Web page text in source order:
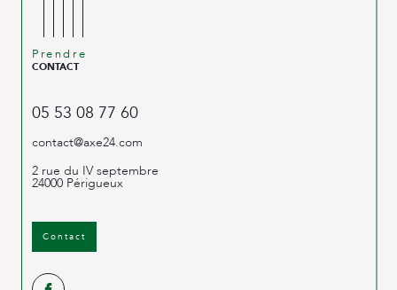
Prendre
CONTACT
05 53 08 77 60
contact@axe24.com
2 rue du IV septembre
24000 Périgueux
Contact